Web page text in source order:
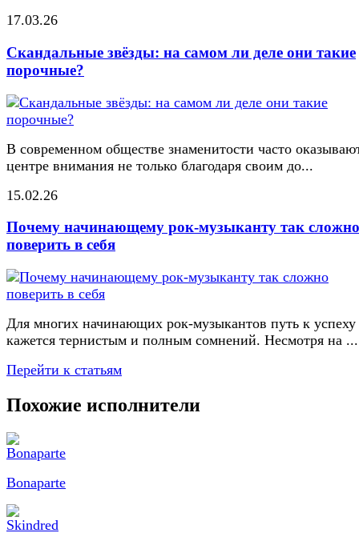
17.03.26
Скандальные звёзды: на самом ли деле они такие
порочные?
В современном обществе знаменитости часто
центре внимания не только благодаря своим до...
15.02.26
Почему начинающему рок-музыканту так сложно
поверить в себя
Для многих начинающих рок-музыкантов путь к успеху
кажется тернистым и полным сомнений. Несмотря на ...
Перейти к статьям
Похожие исполнители
Bonaparte